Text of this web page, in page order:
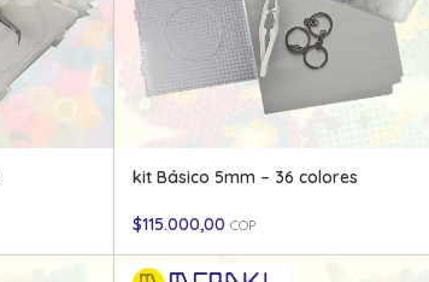
kit Básico 5mm – 36 colores
$115.000,00 COP